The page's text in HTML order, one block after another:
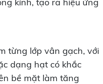
từng lớp vân gạch, với
dạng hạt có khắc
bề mặt làm tăng